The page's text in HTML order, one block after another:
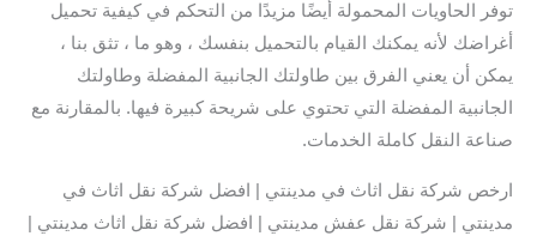
توفر الحاويات المحمولة أيضًا مزيدًا من التحكم في كيفية تحميل
أغراضك لأنه يمكنك القيام بالتحميل بنفسك ، وهو ما ، تثق بنا ،
يمكن أن يعني الفرق بين طاولتك الجانبية المفضلة وطاولتك
الجانبية المفضلة التي تحتوي على شريحة كبيرة فيها. بالمقارنة مع
صناعة النقل كاملة الخدمات.
ارخص شركة نقل اثاث في مدينتي | افضل شركة نقل اثاث في
مدينتي | شركة نقل عفش مدينتي | افضل شركة نقل اثاث مدينتي |